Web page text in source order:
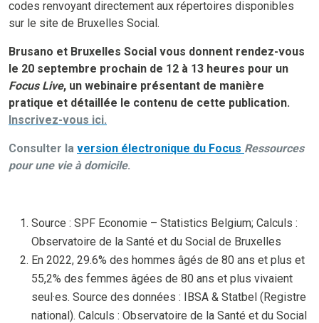
codes renvoyant directement aux répertoires disponibles
sur le site de Bruxelles Social.
Brusano et Bruxelles Social vous donnent rendez-vous
le 20 septembre prochain de 12 à 13 heures pour un
Focus Live, un webinaire présentant de manière
pratique et détaillée le contenu de cette publication.
Inscrivez-vous ici.
Consulter la version électronique du Focus Ressources
pour une vie à domicile.
Source : SPF Economie – Statistics Belgium; Calculs :
Observatoire de la Santé et du Social de Bruxelles
En 2022, 29.6% des hommes âgés de 80 ans et plus et
55,2% des femmes âgées de 80 ans et plus vivaient
seul·es. Source des données : IBSA & Statbel (Registre
national). Calculs : Observatoire de la Santé et du Social